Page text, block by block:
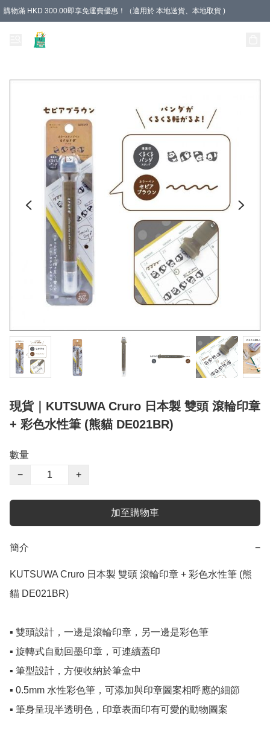
購物滿 HKD 300.00即享免運費優惠！（適用於 本地送貨、本地取貨 )
現貨｜KUTSUWA Cruro 日本製 雙頭 滾輪印章
+ 彩色水性筆 (熊貓 DE021BR)
數量
−
+
加至購物車
簡介 −
KUTSUWA Cruro 日本製 雙頭 滾輪印章 + 彩色水性筆 (熊
貓 DE021BR)
▪️ 雙頭設計，一邊是滾輪印章，另一邊是彩色筆
▪️ 旋轉式自動回墨印章，可連續蓋印
▪️ 筆型設計，方便收納於筆盒中
▪️ 0.5mm 水性彩色筆，可添加與印章圖案相呼應的細節
▪️ 筆身呈現半透明色，印章表面印有可愛的動物圖案